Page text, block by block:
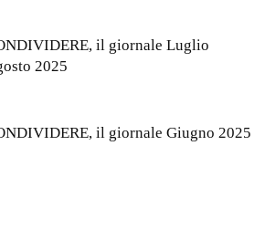
il giornale Luglio
2025
il giornale Giugno 2025